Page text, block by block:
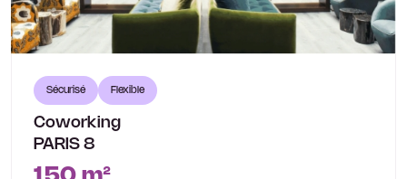
Sécurisé Flexible
Coworking
PARIS 8